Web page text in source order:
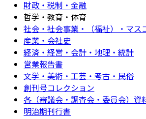
財政・税制・金融
哲学・教育・体育
社会・社会事業・（福祉）・マス
産業・会社史
経済・経営・会計・地理・統計
営業報告書
文学・美術・工芸・考古・民俗
創刊号コレクション
各（審議会・調査会・委員会）資
明治期刊行書